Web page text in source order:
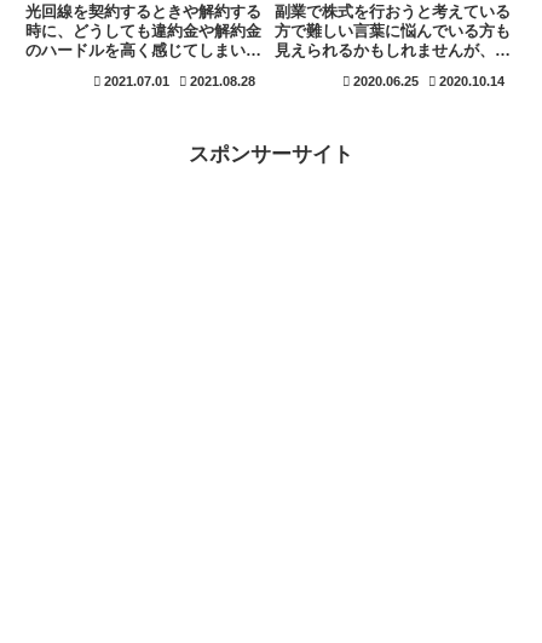
光回線を契約するときや解約する
時に、どうしても違約金や解約金
のハードルを高く感じてしまいま
い光回線を選べば全く問題はあり
する時に大切にすることも解説し
ています。結論は、違約金が発生
2021.07.01 2021.08.28
副業で株式を行おうと考えている
方で難しい言葉に悩んでいる方も
見えられるかもしれませんが、５
社を理解する事が出来る様になり
ポイントです。成長する企業は必
ず最終的に利益を発生させます。
2020.06.25 2020.10.14
スポンサーサイト